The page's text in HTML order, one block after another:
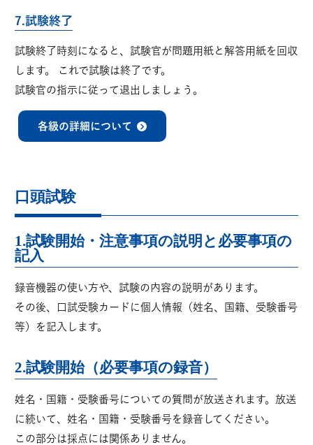
7.試験終了
試験終了時刻になると、試験官が問題用紙と解答用紙を回収
します。 これで試験は終了です。
試験官の指示に従って退出しましょう。
各級の詳細について
口頭試験
1.試験開始・注意事項の説明と必要事項の
記入
録音機器の使い方や、試験の内容の説明があります。
その後、口試受験カードに個人情報（姓名、国籍、受験番号
等）を記入します。
2.試験開始（必要事項の録音）
姓名・国籍・受験番号についての質問が放送されます。放送
に続いて、姓名・国籍・受験番号を録音してください。
この部分は採点には関係ありません。